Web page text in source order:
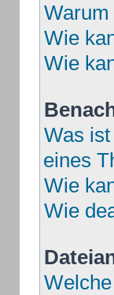
Wie
Wie
Was
eines
Wie
Wie